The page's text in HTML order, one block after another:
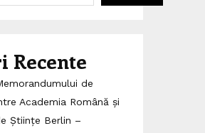
Recente
de
Academia Română și
Științe Berlin –